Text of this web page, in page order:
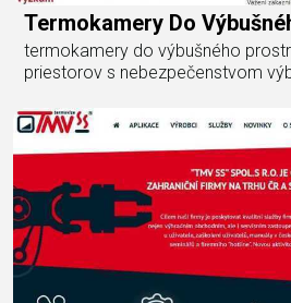
Termokamery Do
termokamery do výbušného
priestorov s nebezpečenstvom